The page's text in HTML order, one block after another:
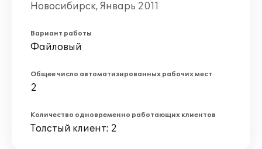
Новосибирск, Январь 2011
Вариант работы
Файловый
Общее число автоматизированных рабочих мест
2
Количество одновременно работающих клиентов
Толстый клиент: 2